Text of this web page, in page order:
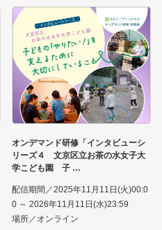
オンデマンド研修「インタビューシ
リーズ４ 文京区立お茶の水女子大
学こども園 子
配信期間／2025年11月11日(火)00:0
0 ～ 2026年11月11日(水)23:59
場所／オンライン